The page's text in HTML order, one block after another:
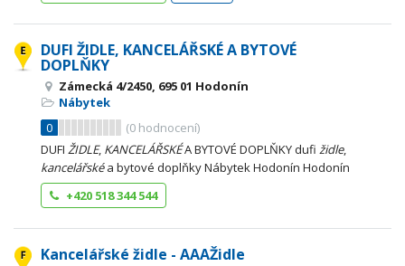
DUFI ŽIDLE, KANCELÁŘSKÉ A BYTOVÉ
DOPLŇKY
Zámecká 4/2450, 695 01 Hodonín
Nábytek
0
(0 hodnocení)
DUFI ŽIDLE, KANCELÁŘSKÉA BYTOVÉ DOPLŇKY dufi židle,
kancelářskéa bytové doplňky Nábytek Hodonín Hodonín
+420 518 344 544
Kancelářské židle - AAAŽidle